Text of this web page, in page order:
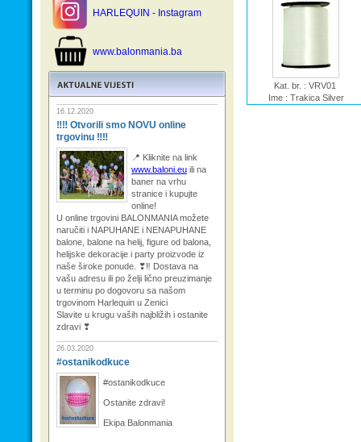
HARLEQUIN - Instagram
www.balonmania.ba
16.12.2020
‼‼ Otvorili smo NOVU online
trgovinu ‼‼
📍 Kliknite na link
www.baloni.eu ili na
baner na vrhu
stranice i kupujte
online!
U online trgovini BALONMANIA možete
naručiti i NAPUHANE i NENAPUHANE
balone, balone na helij, figure od balona,
helijske dekoracije i party proizvode iz
naše široke ponude. ❣‼ Dostava na
vašu adresu ili po želji lično preuzimanje
u terminu po dogovoru sa našom
trgovinom Harlequin u Zenici
Slavite u krugu vaših najbližih i ostanite
zdravi ❣
26.03.2020
#ostanikodkuce
#ostanikodkuce
Ostanite zdravi!
Ekipa Balonmania
Kat. br. : VRV01
Ime : Trakica Silver